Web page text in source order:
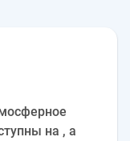
на , а